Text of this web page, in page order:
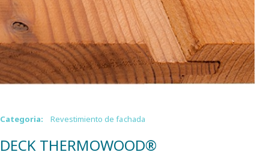
Categoria: Revestimiento de fachada
DECK THERMOWOOD®